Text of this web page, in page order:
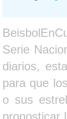
Serie
diarios,
para que
o sus
pronosticar